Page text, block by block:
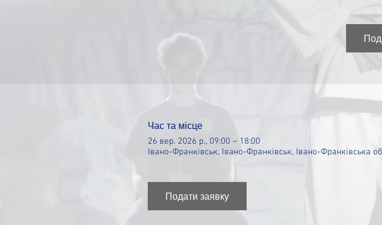
Час та місце
26 вер. 2026 р., 09:00 – 18:00
Івано-Франківськ, Івано-Франківськ, Івано-Франківська
Подати заявку